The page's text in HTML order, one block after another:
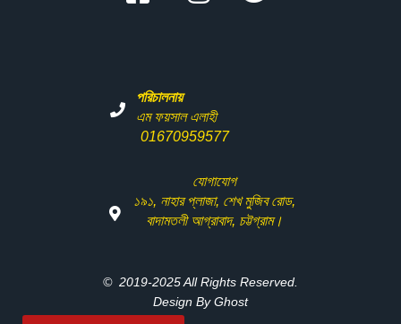
পরিচালনায়
এম ফয়সাল এলাহী
01670959577
যোগাযোগ
১৯১, নাহার প্লাজা, শেখ মুজিব রোড,
বাদামতলী আগ্রাবাদ, চট্টগ্রাম।
© 2019-2025 All Rights Reserved.
Design By Ghost